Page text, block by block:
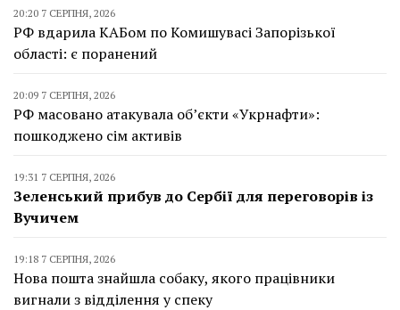
20:20 7 СЕРПНЯ, 2026
РФ вдарила КАБом по Комишувасі Запорізької
області: є поранений
20:09 7 СЕРПНЯ, 2026
РФ масовано атакувала об’єкти «Укрнафти»:
пошкоджено сім активів
19:31 7 СЕРПНЯ, 2026
Зеленський прибув до Сербії для переговорів із
Вучичем
19:18 7 СЕРПНЯ, 2026
Нова пошта знайшла собаку, якого працівники
вигнали з відділення у спеку